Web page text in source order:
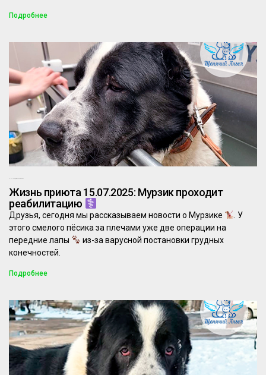
Подробнее
Жизнь приюта 15.07.2025: Мурзик проходит
реабилитацию
Друзья, сегодня мы рассказываем новости о Мурзике
. У
этого смелого пёсика за плечами уже две операции на
передние лапы
из-за варусной постановки грудных
конечностей.
Подробнее